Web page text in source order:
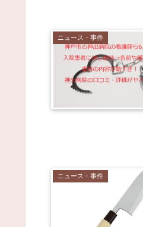
ニュース・事件
ニュース・事件